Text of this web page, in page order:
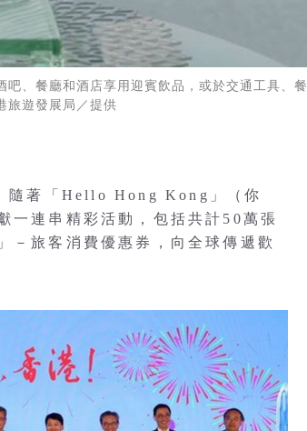
、餐廳和酒店享用迎賓飲品，或於交通工具、餐
遊發展局／提供
隨著「Hello Hong Kong」（你
一連串精彩活動，包括共計50萬張
－旅客消費優惠券，向全球傳遞歡